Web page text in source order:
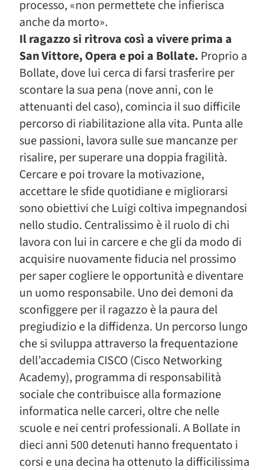
processo, «non permettete che infierisca
anche da morto».
Il ragazzo si ritrova così a vivere prima a
San Vittore, Opera e poi a Bollate. Proprio a
Bollate, dove lui cerca di farsi trasferire per
scontare la sua pena (nove anni, con le
attenuanti del caso), comincia il suo difficile
percorso di riabilitazione alla vita. Punta alle
sue passioni, lavora sulle sue mancanze per
risalire, per superare una doppia fragilità.
Cercare e poi trovare la motivazione,
accettare le sfide quotidiane e migliorarsi
sono obiettivi che Luigi coltiva impegnandosi
nello studio. Centralissimo è il ruolo di chi
lavora con lui in carcere e che gli da modo di
acquisire nuovamente fiducia nel prossimo
per saper cogliere le opportunità e diventare
un uomo responsabile. Uno dei demoni da
sconfiggere per il ragazzo è la paura del
pregiudizio e la diffidenza. Un percorso lungo
che si sviluppa attraverso la frequentazione
dell’accademia CISCO (Cisco Networking
Academy), programma di responsabilità
sociale che contribuisce alla formazione
informatica nelle carceri, oltre che nelle
scuole e nei centri professionali. A Bollate in
dieci anni 500 detenuti hanno frequentato i
corsi e una decina ha ottenuto la difficilissima